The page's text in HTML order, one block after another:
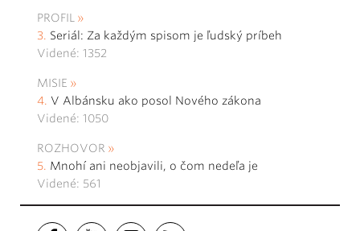
PROFIL
Seriál: Za každým spisom je ľudský príbeh
Videné: 1352
MISIE
V Albánsku ako posol Nového zákona
Videné: 1050
ROZHOVOR
Mnohí ani neobjavili, o čom nedeľa je
Videné: 561